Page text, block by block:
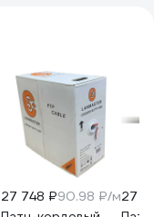
27 748 ₽90.98 ₽/м27